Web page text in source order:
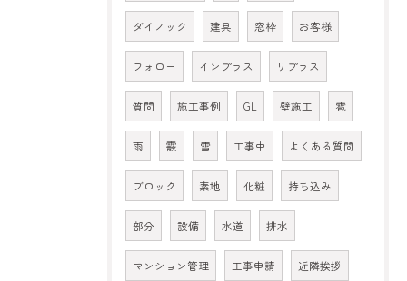
ダイノック 建具 窓枠 お客様
フォロー インプラス リプラス
質問 施工事例 GL 壁施工 雹
雨 霰 雪 工事中 よくある質問
ブロック 素地 化粧 持ち込み
部分 設備 水道 排水
マンション管理 工事申請 近隣挨拶